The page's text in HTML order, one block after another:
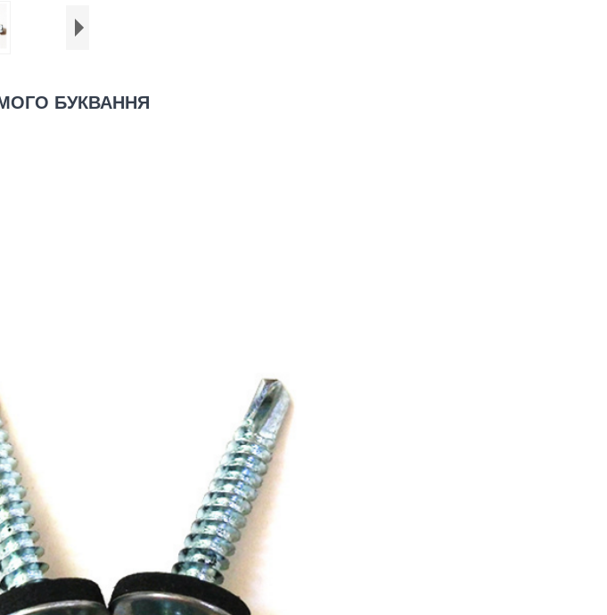
БУКВАННЯ